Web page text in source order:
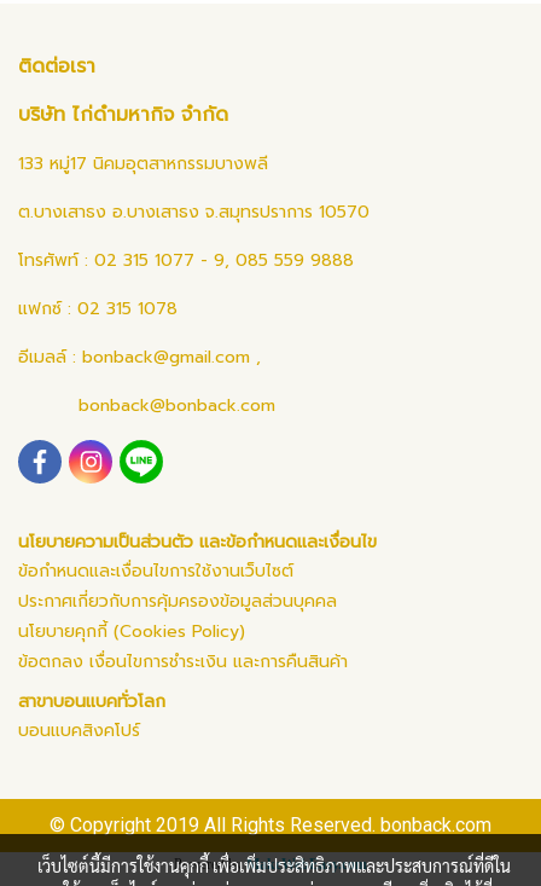
ติดต่อเรา
บริษัท ไก่ดำมหากิจ จำกัด
133 หมู่17 นิคมอุตสาหกรรมบางพลี
ต.บางเสาธง อ.บางเสาธง จ.สมุทรปราการ 10570
โทรศัพท์ : 02 315 1077 - 9, 085 559 9888
แฟกซ์ : 02 315 1078
อีเมลล์ : bonback@gmail.com ,
bonback@bonback.com
นโยบายความเป็นส่วนตัว และข้อกำหนดและเงื่อนไข
ข้อกำหนดและเงื่อนไขการใช้งานเว็บไซต์
ประกาศเกี่ยวกับการคุ้มครองข้อมูลส่วนบุคคล
นโยบายคุกกี้ (Cookies Policy)
ข้อตกลง เงื่อนไขการชำระเงิน และการคืนสินค้า
สาขาบอนแบคทั่วโลก
บอนแบคสิงคโปร์
© Copyright 2019 All Rights Reserved. bonback.com
Powered byMakeWebEasy.com
เว็บไซต์นี้มีการใช้งานคุกกี้ เพื่อเพิ่มประสิทธิภาพและประสบการณ์ที่ดีใน